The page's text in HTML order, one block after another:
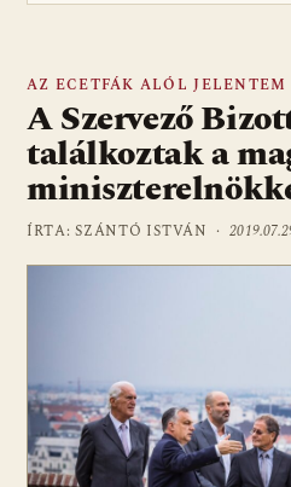
AZ ECETFÁK ALÓL JELENTEM
A Szervező
találkoztak a
ÍRTA: SZÁNTÓ ISTVÁN ·